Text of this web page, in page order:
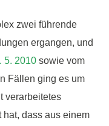
zwei führende
ergangen, und
5. 2010 sowie vom
Fällen ging es um
verarbeitetes
hat, dass aus einem